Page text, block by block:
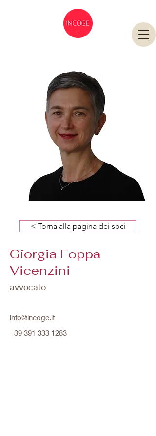
< Torna alla pagina dei soci
Giorgia Foppa
Vicenzini
avvocato
info@incoge.it
+39 391 333 1283